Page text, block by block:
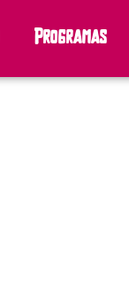
Programas